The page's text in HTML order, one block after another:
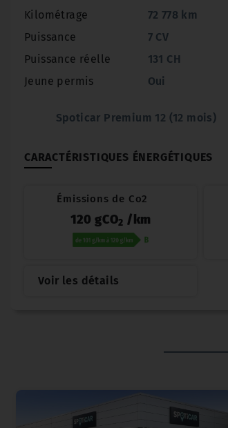
Kilométrage
72 778 km
Puissance
7 CV
Puissance réelle
131 CH
Jeune permis
Oui
Spoticar Premium 12 (12 mois)
CARACTÉRISTIQUES ÉNERGÉTIQUES
Émissions de Co2
120 gCO2 /km
Voir les détails